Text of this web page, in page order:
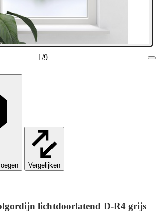
1/9
Vergelijken
lichtdoorlatend D-R4 grijs